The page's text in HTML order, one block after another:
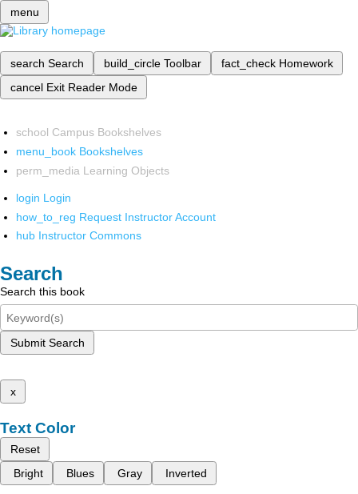
menu
search Search build_circle Toolbar fact_check Homework
cancel Exit Reader Mode
school Campus Bookshelves
menu_book Bookshelves
perm_media Learning Objects
login Login
how_to_reg Request Instructor Account
hub Instructor Commons
Search
Search this book
Submit Search
x
Text Color
Reset
Bright
Blues Gray Inverted